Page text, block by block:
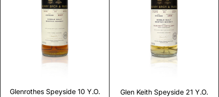
Glenrothes Speyside 10 Y.O.
Scopri
Glen Keith Speyside 21 Y.O.
Scopri